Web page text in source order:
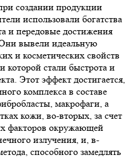
создании продукции
использовали богатства
и передовые достижения
вывели идеальную
и косметических свойств
которой стали быстрота и
Этот эффект достигается,
комплекса в составе
макрофаги, а
кожи, во-вторых, за счет
факторов окружающей
излучения, и, в-
способного замедлять